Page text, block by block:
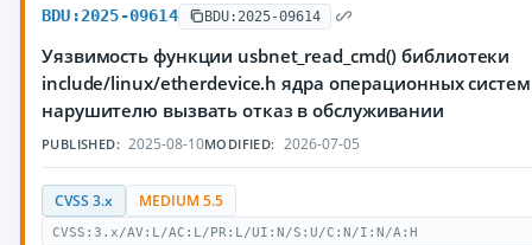
BDU:2025-09614 BDU:2025-09614
Уязвимость функции usbnet_read_cmd() библиотеки
include/linux/etherdevice.h ядра операционных
нарушителю вызвать отказ в обслуживании
PUBLISHED: 2025-08-10MODIFIED: 2026-07-05
CVSS 3.x MEDIUM 5.5
CVSS:3.x/AV:L/AC:L/PR:L/UI:N/S:U/C:N/I:N/A:H